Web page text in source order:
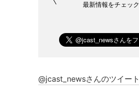
最新情報をチェック
@jcast_newsさんのツイート